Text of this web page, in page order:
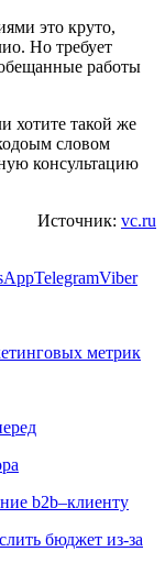
это круто,
Но требует
работы
хотите такой же
словом
консультацию
Источник: vc.ru
TelegramViber
метрик
b2b–клиенту
бюджет из-за